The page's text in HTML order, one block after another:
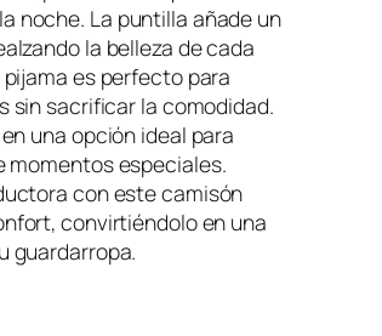
noche. La puntilla añade un
la belleza de cada
es perfecto para
sin sacrificar la comodidad.
una opción ideal para
momentos especiales.
con este camisón
convirtiéndolo en una
guardarropa.